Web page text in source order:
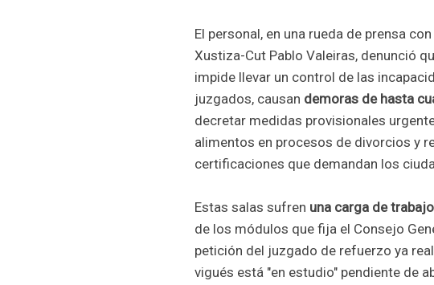
El personal, en una rueda de prensa
Xustiza-Cut Pablo Valeiras, denunció
impide llevar un control de las
juzgados, causan demoras de hasta
decretar medidas provisionales
alimentos en procesos de divorcios y
certificaciones que demandan los
Estas salas sufren una carga de
de los módulos que fija el Consejo
petición del juzgado de refuerzo ya
vigués está "en estudio" pendiente de